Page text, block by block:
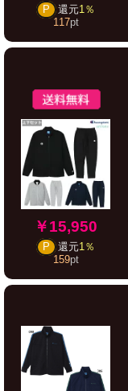
P 還元1％
117pt
￥15,950
P 還元1％
159pt